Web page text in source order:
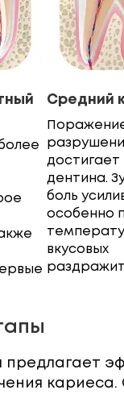
Средний
достигает
дентина.
боль
особенно
вкусовых